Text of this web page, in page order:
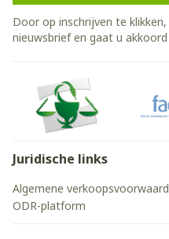
Door op inschrijven te
nieuwsbrief en gaat u
Juridische links
Algemene
ODR-platform